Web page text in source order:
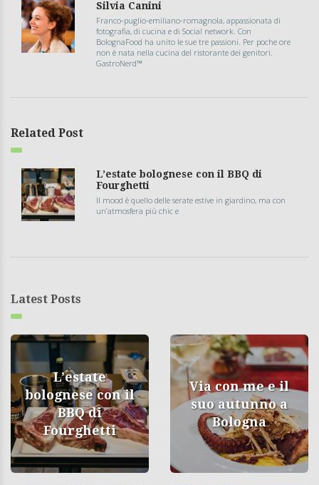
Silvia Canini
Franco-puglio-emiliano-romagnola, appassionata di
fotografia, di cucina e di Social network. Con
BolognaFood ha unito le sue tre passioni. Per poche ore
non è nata nella cucina del ristorante dei genitori.
GastroNerd™
Related Post
L’estate bolognese con il BBQ di
Fourghetti
Il mood è quello delle serate estive in giardino, ma con
un’atmosfera più chic e
Latest Posts
L’estate
bolognese con il
BBQ di
Fourghetti
Via con me e il
suo autunno a
Bologna